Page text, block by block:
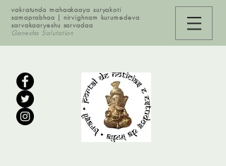
vakratunda mahaakaaya suryakoti
samaprabhaa | nirvighnam kurumedeva
sarvakaaryeshu sarvadaa
Ganesha Salutation